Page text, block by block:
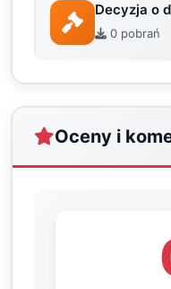
Decyzja o
0 pobrań
Oceny i